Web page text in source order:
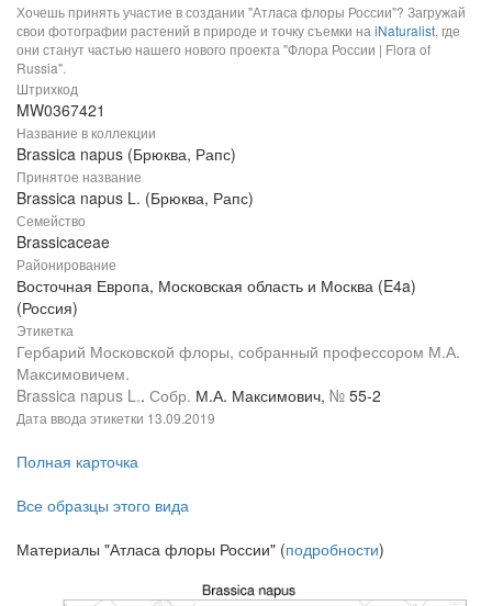
Хочешь принять участие в создании "Атласа флоры России"? Загружай
свои фотографии растений в природе и точку съемки на iNaturalist, где
они станут частью нашего нового проекта "Флора России | Flora of
Russia".
Штрихкод
MW0367421
Название в коллекции
Brassica napus (Брюква, Рапс)
Принятое название
Brassica napus L. (Брюква, Рапс)
Семейство
Brassicaceae
Районирование
Восточная Европа, Московская область и Москва (E4a)
(Россия)
Этикетка
Гербарий Московской флоры, собранный профессором М.А.
Максимовичем.
Brassica napus L.. Собр. М.А. Максимович, № 55-2
Дата ввода этикетки 13.09.2019
Полная карточка
Все образцы этого вида
Материалы "Атласа флоры России" (подробности)